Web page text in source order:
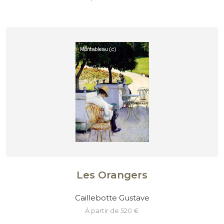
Les Orangers
Caillebotte Gustave
à partir de 520 €